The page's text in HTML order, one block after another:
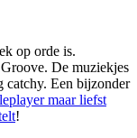
op orde is.
De muziekjes
catchy. Een bijzonder
maar liefst
!